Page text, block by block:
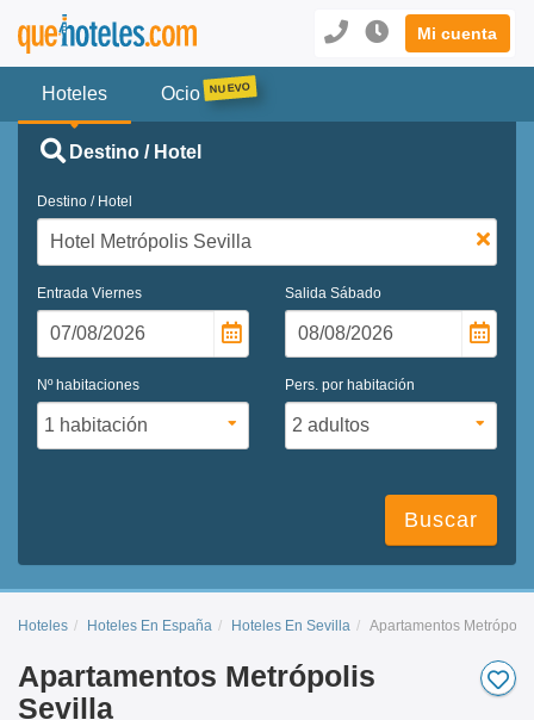
Mi cuenta
Hoteles Ocio
Destino / Hotel
Destino / Hotel
Entrada Viernes Salida Sábado
Nº habitaciones Pers. por habitación
Buscar
Hoteles Hoteles En España Hoteles En Sevilla Apartamentos
Apartamentos Metrópolis
Sevilla